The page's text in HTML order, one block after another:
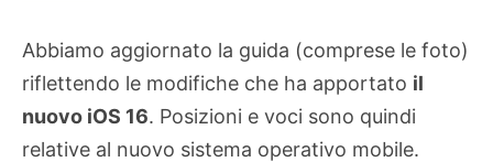
Abbiamo aggiornato la guida (comprese le foto)
riflettendo le modifiche che ha apportato il
nuovo iOS 16. Posizioni e voci sono quindi
relative al nuovo sistema operativo mobile.